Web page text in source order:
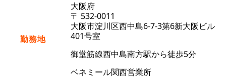
勤務地
大阪府
〒 532-0011
大阪市淀川区西中島6-7-3第6新大阪ビル
401号室
御堂筋線西中島南方駅から徒歩5分
ベネミール関西営業所